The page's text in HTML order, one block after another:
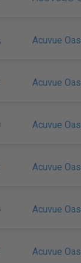
Acuvue
Acuvue
Acuvue
Acuvue
Acuvue
Acuvue